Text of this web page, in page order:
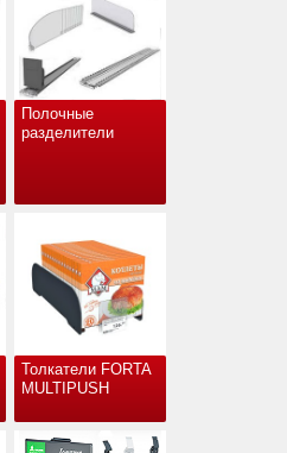
Полочные
разделители
Толкатели FORTA
MULTIPUSH